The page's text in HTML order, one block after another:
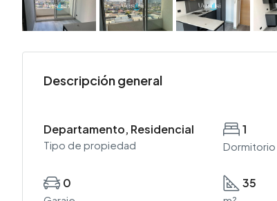
Descripción general
Departamento, Residencial
Tipo de propiedad
1
Dormitorio
0 35